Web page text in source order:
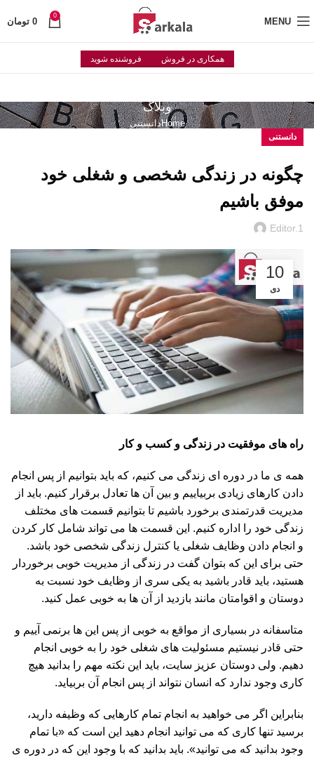
MENU
0
0 تومان
همکاری در فروش فروشنده شوید
وبلاگ
Homeدانستنی
دانستنی
چگونه در زندگی شخصی و شغلی خود
موفق باشیم
Editor.1
10
دی
راه های موفقیت در زندگی و کسب و کار
همه ی ما در دوره ای زندگی می کنیم، که باید بتوانیم از پس انجام
دادن کارهای زیادی بربیاییم و بین آن ها تعادل برقرار کنیم. باید از
مدیریت قدرتمندی برخورد باشیم تا بتوانیم قسمت های مختلف
زندگی خود را اداره کنیم. این قسمت ها می تواند شامل کار کردن
و انجام دادن وظایف شغلی یا کنترل زندگی شخصی خود باشد.
حتی برای این که بتوان گفت در زندگی از مدیریت خوبی برخوردار
هستید، باید قادر باشید به یکی سری از وظایف خود نسبت به
دوستان و اقوامتان مانند بازدید از آن ها به خوبی عمل کنید.
متاسفانه در بسیاری از مواقع به خوبی از پس این ها برنمی آییم و
حتی قادر نیستیم مسئولیت های شغلی خود را به خوبی انجام
دهیم. ولی دوستان عزیز سایت، باید این نکته مهم را بدانید هیچ
کاری وجود ندارد که انسان نتواند از پس انجام آن بربیاید.
بنابراین اگر می خواهید به انجام تمام کارهایی که وظیفه دارید،
برسید تنها کاری که می توانید انجام دهید این است که «با تمام
وجود بدانید که می توانید». باید بدانید که با وجود این که در دوره ی